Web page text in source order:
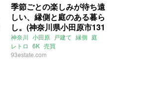
季節ごとの楽しみが待ち遠
しい、縁側と庭のある暮ら
し。(神奈川県小田原市131
㎡の売買物件)
神奈川 小田原 戸建て 縁側 庭
レトロ 6K 売買
93estate.com